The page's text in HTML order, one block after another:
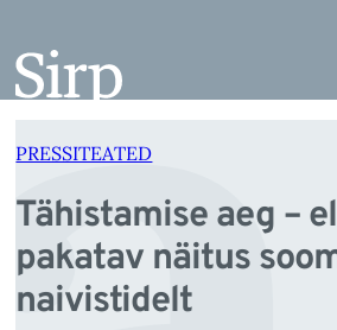
juurde
PRESSITEATED
Tähistamise aeg –
pakatav näitus
naivistidelt